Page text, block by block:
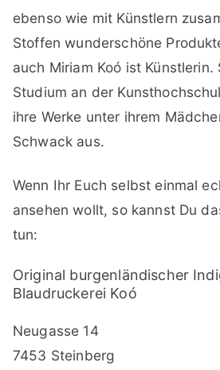
ebenso wie mit Künstlern
Stoffen wunderschöne
auch Miriam Koó ist
Studium an der
ihre Werke unter ihrem
Schwack aus.
Wenn Ihr Euch selbst einmal
ansehen wollt, so kannst Du
tun:
Original burgenländischer
Blaudruckerei Koó
Neugasse 14
7453 Steinberg